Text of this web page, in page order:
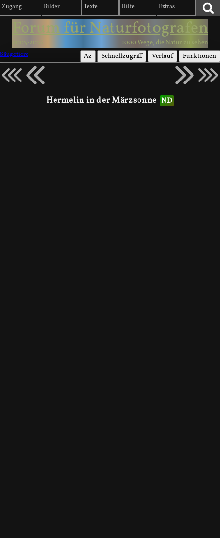
Zugang Bilder Texte Hilfe Extras
Forum für Naturfotografen
2003-2026
1000 Wege, die Natur zu sehen
Säugetiere
Az Schnellzugriff Verlauf Funktionen
Hermelin in der Märzsonne